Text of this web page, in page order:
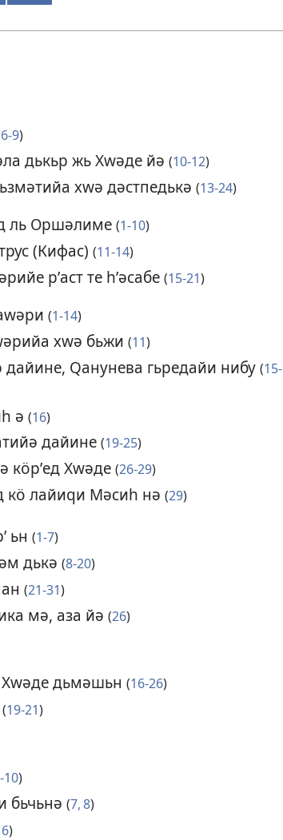
6-9)
дькьр жь Хԝәде йә (10-12)
хԝә дәстпедькә (13-24)
ль Оршәлиме (1-10)
(Кифас) (11-14)
рʹаст те һʹәсабе (15-21)
(1-14)
хԝә бьжи(11)
дайине, Ԛанунева гьредайи нибу (15-
ә(16)
дайине (19-25)
кӧрʹед Хԝәде (26-29)
кӧ лайиԛи Мәсиһ нә(29)
ьн (1-7)
дькә (8-20)
(21-31)
мә, аза йә(26)
Хԝәде дьмәшьн (16-26)
(19-21)
10)
бьчьнә(7, 8)
)